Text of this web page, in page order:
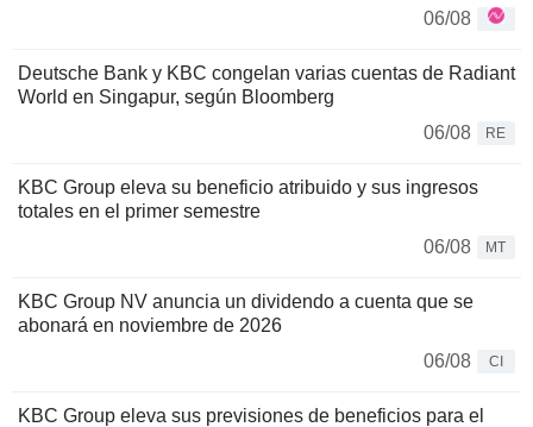
06/08
Deutsche Bank y KBC congelan varias cuentas de Radiant
World en Singapur, según Bloomberg
06/08
RE
KBC Group eleva su beneficio atribuido y sus ingresos
totales en el primer semestre
06/08
MT
KBC Group NV anuncia un dividendo a cuenta que se
abonará en noviembre de 2026
06/08
CI
KBC Group eleva sus previsiones de beneficios para el